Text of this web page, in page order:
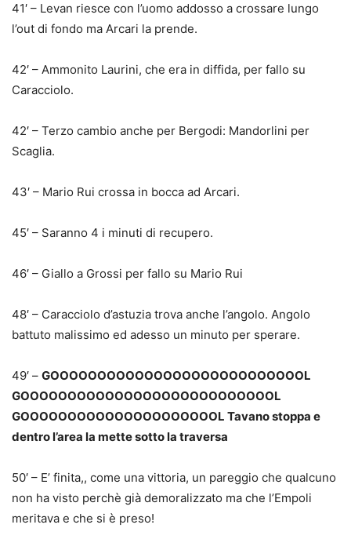
41′ – Levan riesce con l’uomo addosso a crossare lungo
l’out di fondo ma Arcari la prende.
42′ – Ammonito Laurini, che era in diffida, per fallo su
Caracciolo.
42′ – Terzo cambio anche per Bergodi: Mandorlini per
Scaglia.
43′ – Mario Rui crossa in bocca ad Arcari.
45′ – Saranno 4 i minuti di recupero.
46′ – Giallo a Grossi per fallo su Mario Rui
48′ – Caracciolo d’astuzia trova anche l’angolo. Angolo
battuto malissimo ed adesso un minuto per sperare.
49′ – GOOOOOOOOOOOOOOOOOOOOOOOOOOOL
GOOOOOOOOOOOOOOOOOOOOOOOOOOOL
GOOOOOOOOOOOOOOOOOOOOOL Tavano stoppa e
dentro l’area la mette sotto la traversa
50′ – E’ finita,, come una vittoria, un pareggio che qualcuno
non ha visto perchè già demoralizzato ma che l’Empoli
meritava e che si è preso!